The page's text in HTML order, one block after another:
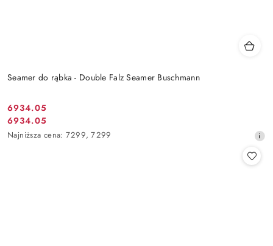
Seamer do rąbka - Double Falz Seamer Buschmann
Cena
promocyjna:
6934.05
Cena
promocyjna:
6934.05
Najniższa
Najniższa cena: 7299, 7299